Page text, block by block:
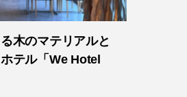
木のマテリアルと
テル「We Hotel